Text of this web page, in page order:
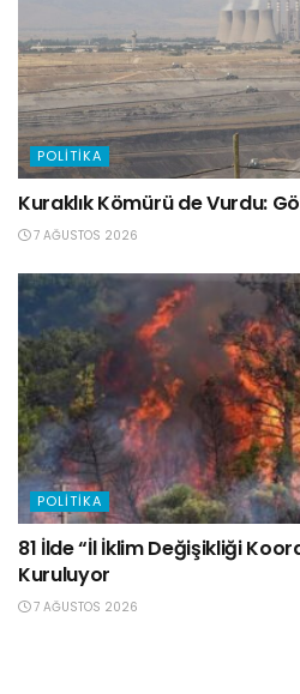
POLITIKA
Kuraklık Kömürü de Vurdu:
7 AĞUSTOS 2026
POLITIKA
81 İlde “İl İklim Değişikliği
Kuruluyor
7 AĞUSTOS 2026